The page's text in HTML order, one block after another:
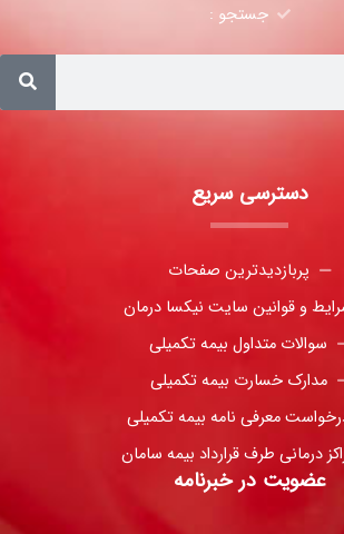
جستجو :
دسترسی سریع
پربازدیدترین صفحات
و قوانین سایت نیکسا درمان
سوالات متداول بیمه تکمیلی
مدارک خسارت بیمه تکمیلی
معرفی نامه بیمه تکمیلی
درمانی طرف قرارداد بیمه سامان
عضویت در خبرنامه